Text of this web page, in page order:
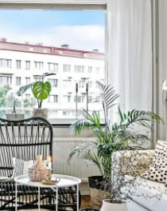
Decoration Noël
Décoration Et Design
Publi Reportage
Maison D'hôtes